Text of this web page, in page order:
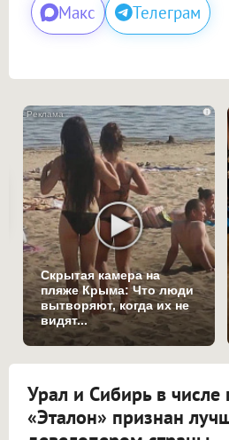
Макс Телеграм
i
Скрытая камера на
пляже Крыма: Что люди
вытворяют, когда их не
видят...
Урал и Сибирь в числе
«Эталон» признан